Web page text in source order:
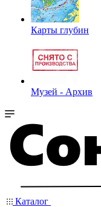
Карты глубин
Музей - Архив
Каталог